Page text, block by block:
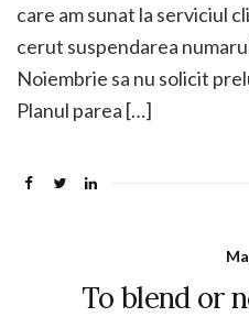
care am sunat la serviciul
cerut suspendarea
Noiembrie sa nu solicit
Planul parea […]
To blend or